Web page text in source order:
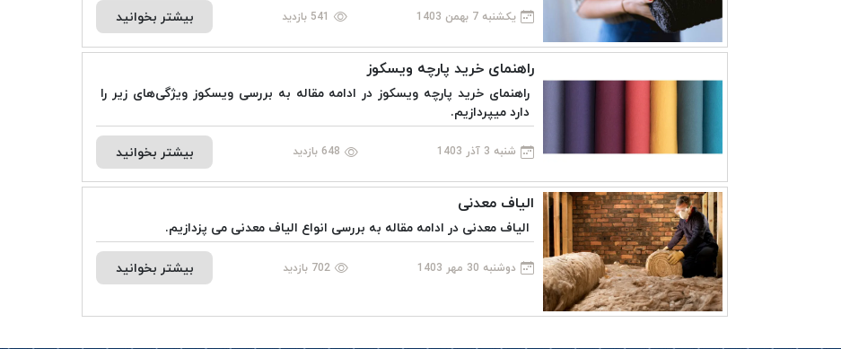
یکشنبه 7 بهمن 1403 541 بازدید بیشتر بخوانید
راهنمای خرید پارچه ویسکوز
راهنمای خرید پارچه ویسکوز در ادامه مقاله به بررسی ویسکوز ویژگی‌های زیر را
دارد میپردازیم.
شنبه 3 آذر 1403 648 بازدید بیشتر بخوانید
الیاف معدنی
الیاف معدنی در ادامه مقاله به بررسی انواع الیاف معدنی می پزدازیم.
دوشنبه 30 مهر 1403 702 بازدید بیشتر بخوانید